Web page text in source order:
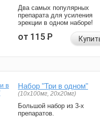
Два самых популярных
препарата для усиления
эрекции в одном наборе!
от 115Р
Набор "Три в одном"
(10x100мг, 20x20мг)
Большой набор из 3-х
препаратов.